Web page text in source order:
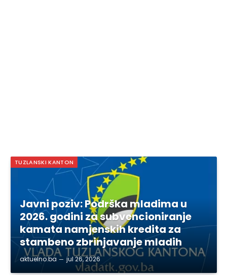
TUZLANSKI KANTON
Javni poziv: Podrška mladima u
2026. godini za subvencioniranje
kamata namjenskih kredita za
stambeno zbrinjavanje mladih
aktuelno.ba jul 26, 2026